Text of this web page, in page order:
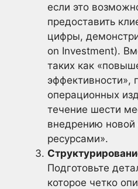
если это
предоставить
цифры,
on Investment).
таких как
эффективности»,
операционных
течение шести
внедрению новой
ресурсами».
Подготовьте
которое четко